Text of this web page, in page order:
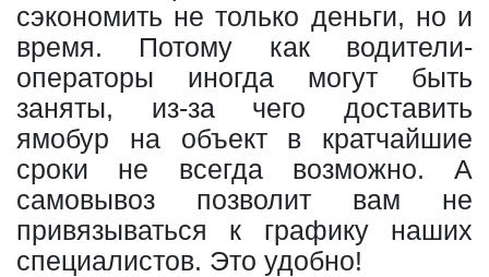
сэкономить не только деньги, но и
время. Потому как водители-
операторы иногда могут быть
заняты, из-за чего доставить
ямобур на объект в кратчайшие
сроки не всегда возможно. А
самовывоз позволит вам не
привязываться к графику наших
специалистов. Это удобно!